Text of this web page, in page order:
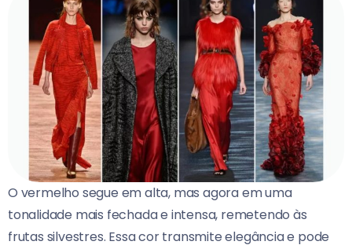
O vermelho segue em alta, mas agora em uma
tonalidade mais fechada e intensa, remetendo às
frutas silvestres. Essa cor transmite elegância e pode